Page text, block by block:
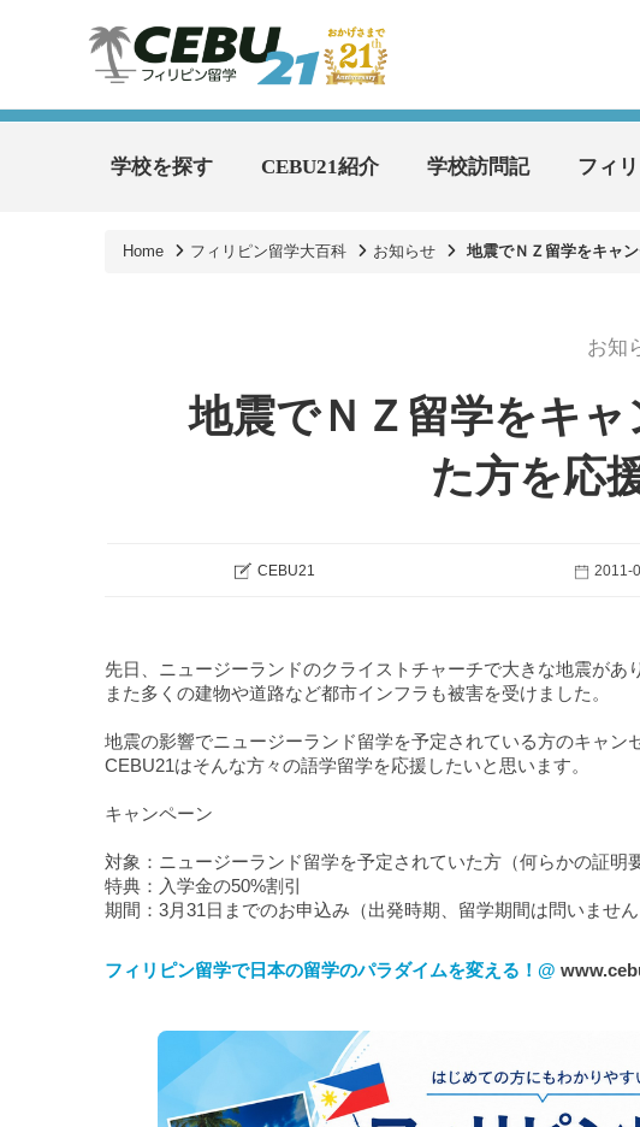
学校を探す CEBU21紹介 学校訪問記 フィ
Home フィリピン留学大百科 お知らせ 地震でＮＺ留学をキャ
お知
地震でＮＺ留学をキ
た方を応
CEBU21 2011-
先日、ニュージーランドのクライストチャーチで大きな地震があ
また多くの建物や道路など都市インフラも被害を受けました。
地震の影響でニュージーランド留学を予定されている方のキャン
CEBU21はそんな方々の語学留学を応援したいと思います。
キャンペーン
対象：ニュージーランド留学を予定されていた方（何らかの証明要
特典：入学金の50%割引
期間：3月31日までのお申込み（出発時期、留学期間は問いません
フィリピン留学で日本の留学のパラダイムを変える！@